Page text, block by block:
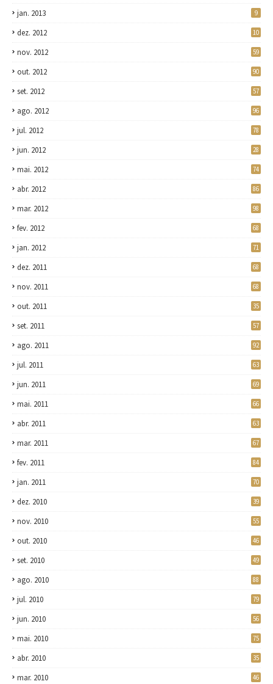
jan. 2013 9
dez. 2012 10
nov. 2012 59
out. 2012 90
set. 2012 57
ago. 2012 96
jul. 2012 78
jun. 2012 28
mai. 2012 74
abr. 2012 86
mar. 2012 98
fev. 2012 68
jan. 2012 71
dez. 2011 68
nov. 2011 68
out. 2011 35
set. 2011 57
ago. 2011 92
jul. 2011 63
jun. 2011 69
mai. 2011 66
abr. 2011 63
mar. 2011 67
fev. 2011 84
jan. 2011 70
dez. 2010 39
nov. 2010 55
out. 2010 46
set. 2010 49
ago. 2010 88
jul. 2010 79
jun. 2010 56
mai. 2010 75
abr. 2010 35
mar. 2010 46